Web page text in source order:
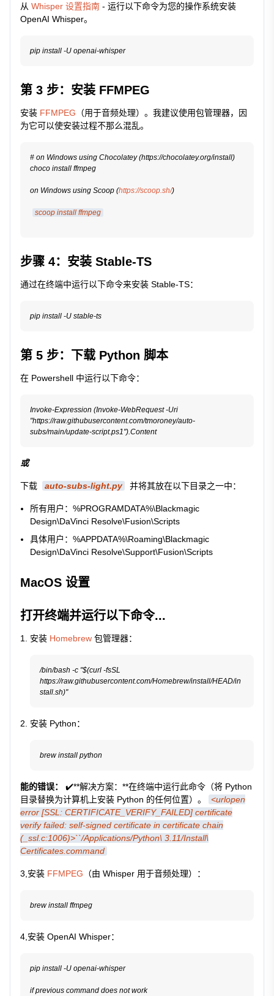
从 Whisper 设置指南 - 运行以下命令为您的操作系统安装
OpenAI Whisper。
第 3 步：安装 FFMPEG
安装 FFMPEG （用于音频处理）。我建议使用包管理器，因
为它可以使安装过程不那么混乱。
# on Windows using Chocolatey (https://chocolatey.org/install)
choco install ffmpeg
on Windows using Scoop (https://scoop.sh/)
scoop install ffmpeg
步骤 4：安装 Stable-TS
通过在终端中运行以下命令来安装 Stable-TS：
第 5 步：下载 Python 脚本
在 Powershell 中运行以下命令：
Invoke-Expression (Invoke-WebRequest -Uri
"https://raw.githubusercontent.com/tmoroney/auto-
或
下载 auto-subs-light.py 并将其放在以下目录之一中：
所有用户： %PROGRAMDATA%\Blackmagic
Design\DaVinci Resolve\Fusion\Scripts
具体用户： %APPDATA%\Roaming\Blackmagic
Design\DaVinci Resolve\Support\Fusion\Scripts
MacOS 设置
打开终端并运行以下命令...
安装 Homebrew 包管理器：
/bin/bash -c "$(curl -fsSL
https://raw.githubusercontent.com/Homebrew/install/HEAD/in
安装 Python：
能的错误：
✔️**解决方案：**在终端中运行此命令（将 Python
目录替换为计算机上安装 Python 的任何位置）。
<urlopen
error [SSL: CERTIFICATE_VERIFY_FAILED] certificate
verify failed: self-signed certificate in certificate chain
(_ssl.c:1006)>``/Applications/Python\ 3.11/Install\
Certificates.command
3,安装 FFMPEG （由 Whisper 用于音频处理）：
4,安装 OpenAI Whisper：
pip install -U openai-whisper
if previous command does not work